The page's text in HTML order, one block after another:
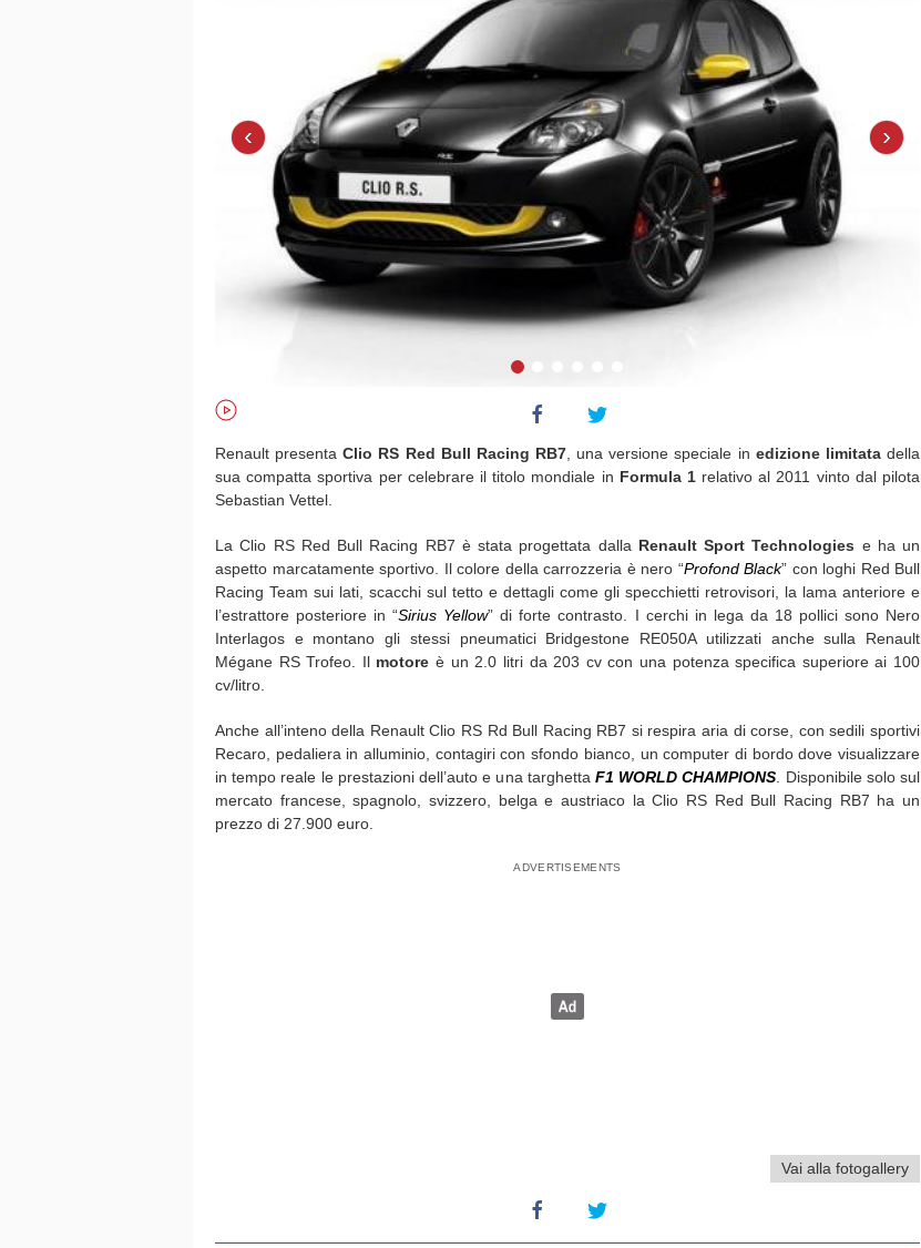
‹ ›
Renault presentaClio RS Red Bull Racing RB7 , una versione speciale in edizione limitatadella
sua compatta sportiva per celebrare il titolo mondiale in Formula 1relativo al 2011 vinto dal pilota
Sebastian Vettel.
La Clio RS Red Bull Racing RB7 è stata progettata dalla Renault Sport Technologies e ha un
aspetto marcatamente sportivo. Il colore della carrozzeria è nero “Profond Black” con loghi Red Bull
Racing Team sui lati, scacchi sul tetto e dettagli come gli specchietti retrovisori, la lama anteriore e
l’estrattore posteriore in “Sirius Yellow” di forte contrasto. I cerchi in lega da 18 pollici sono Nero
Interlagos e montano gli stessi pneumatici Bridgestone RE050A utilizzati anche sulla Renault
Mégane RS Trofeo. Il motoreè un 2.0 litri da 203 cv con una potenza specifica superiore ai 100
cv/litro.
Anche all’inteno della Renault Clio RS Rd Bull Racing RB7 si respira aria di corse, con sedili sportivi
Recaro, pedaliera in alluminio, contagiri con sfondo bianco, un computer di bordo dove visualizzare
in tempo reale le prestazioni dell’auto e una targhetta F1 WORLD CHAMPIONS . Disponibile solo sul
mercato francese, spagnolo, svizzero, belga e austriaco la Clio RS Red Bull Racing RB7 ha un
prezzo di 27.900 euro.
Vai alla fotogallery